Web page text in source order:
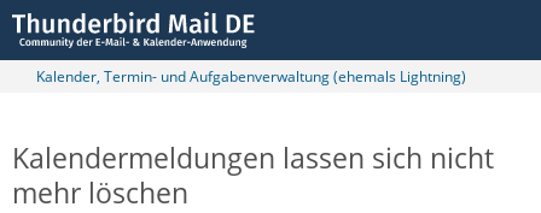
Kalender, Termin- und Aufgabenverwaltung (ehemals Lightning)
Kalendermeldungen lassen sich nicht
mehr löschen